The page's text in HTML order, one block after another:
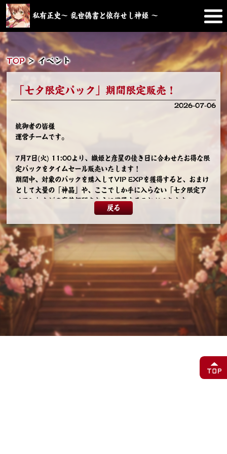
私有正史～ 乱世偽書と依存せし神姫 ～
TOP＞イベント
「七夕限定パック」期間限定販売！
2026-07-06
統御者の皆様
運営チームです。
7月7日(火) 11:00より、織姫と彦星の佳き日に合わせたお得な限
定パックをタイムセール販売いたします！
期間中、対象のパックを購入してVIP EXPを獲得すると、おまけ
として大量の「神晶」や、ここでしか手に入らない「七夕限定ア
イコン」などの豪華報酬をさらに獲得することができます。
イベント詳細
販売期間： 7月7日(火) 11:00 ～ 7月13日(月) 23:59
※販売開始時のメンテナンス等はございません。時間になりまし
たらゲーム内「特典」画面よりご購入いただけます。
イベント内容：
イベント期間中、ゲーム内の「特典」画面にて「七夕限定パッ
対象パックの購入によって獲得したVIP EXPの累計に応じて、通
常の報酬に加え、ボーナスとして大量の「神晶」や、本イベント
戻る